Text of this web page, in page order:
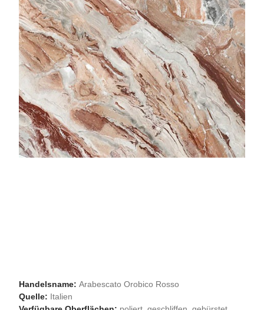
Handelsname:Arabescato Orobico Rosso
Quelle: Italien